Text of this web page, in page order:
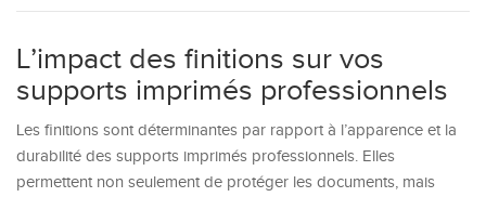
L’impact des finitions sur vos
supports imprimés professionnels
Les finitions sont déterminantes par rapport à l’apparence et la
durabilité des supports imprimés professionnels. Elles
permettent non seulement de protéger les documents, mais